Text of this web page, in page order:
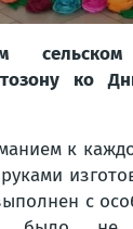
ко
к
с